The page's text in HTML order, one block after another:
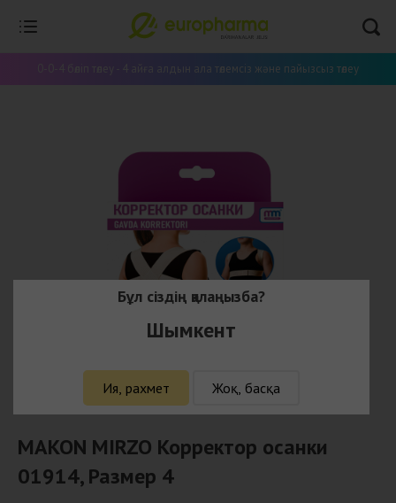
0-0-4 бөліп төлеу - 4 айға алдын ала төлемсіз және пайызсыз төлеу
MAKON MIRZO Корректор осанки
01914, Размер 4
Бұл сіздің қалаңызба?
Шымкент
Ия, рахмет Жоқ, басқа